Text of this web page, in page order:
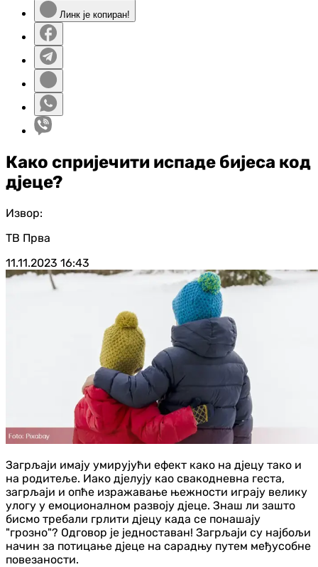
Линк је копиран!
Како спријечити испаде бијеса код
д‌јеце?
Извор:
ТВ Прва
11.11.2023 16:43
Загрљаји имају умирујући ефект како на д‌јецу тако и
на родитеље. Иако д‌јелују као свакодневна геста,
загрљаји и опће изражавање њежности играју велику
улогу у емоционалном развоју д‌јеце. Знаш ли зашто
бисмо требали грлити д‌јецу када се понашају
"грозно"? Одговор је једноставан! Загрљаји су најбољи
начин за потицање д‌јеце на сарадњу путем међусобне
повезаности.